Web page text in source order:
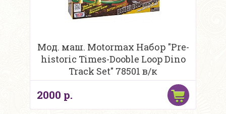
Мод. маш. Motormax Набор "Pre-
historic Times-Dooble Loop Dino
Track Set" 78501 в/к
2000 р.